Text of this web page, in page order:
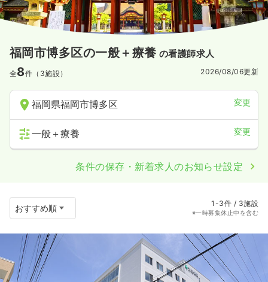
福岡市博多区の一般＋療養 の看護師求人
全8件（3施設） 2026/08/06更新
福岡県福岡市博多区 変更
一般＋療養 変更
条件の保存・新着求人のお知らせ設定
1-3件 / 3施設
※一時募集休止中を含む